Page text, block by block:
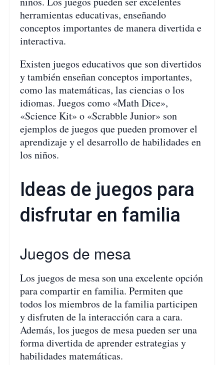
herramientas educativas, enseñando
conceptos importantes de manera divertida e
interactiva.
Existen juegos educativos que son divertidos
y también enseñan conceptos importantes,
como las matemáticas, las ciencias o los
idiomas. Juegos como «Math Dice»,
«Science Kit» o «Scrabble Junior» son
ejemplos de juegos que pueden promover el
aprendizaje y el desarrollo de habilidades en
los niños.
Ideas de juegos para
disfrutar en familia
Juegos de mesa
Los juegos de mesa son una excelente opción
para compartir en familia. Permiten que
todos los miembros de la familia participen
y disfruten de la interacción cara a cara.
Además, los juegos de mesa pueden ser una
forma divertida de aprender estrategias y
habilidades matemáticas.